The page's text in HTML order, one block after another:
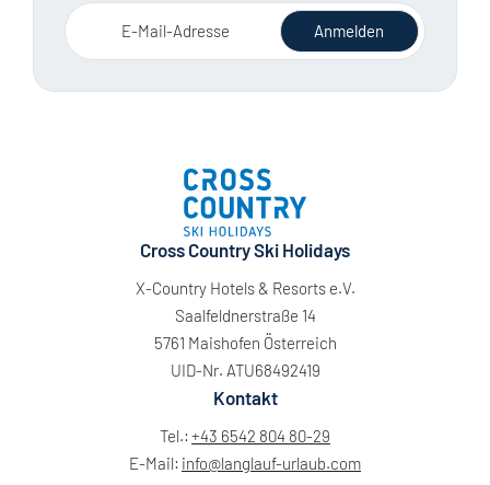
E-Mail-Adresse Anmelden
Cross Country Ski Holidays
X-Country Hotels & Resorts e.V.
Saalfeldnerstraße 14
5761 Maishofen Österreich
UID-Nr. ATU68492419
Kontakt
Tel.: +43 6542 804 80-29
E-Mail: info@langlauf-urlaub.com